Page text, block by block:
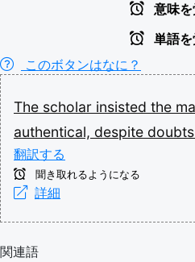
意味
単語
このボタンはなに？
The scholar insisted the
authentical, despite doubts
翻訳する
聞き取れるようになる
詳細
関連語